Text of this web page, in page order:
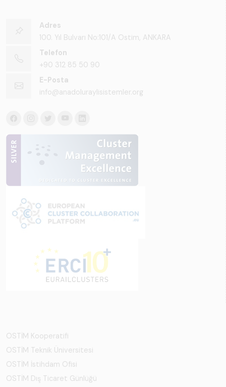
Adres
100. Yıl Bulvarı No:101/A Ostim, ANKARA
Telefon
+90 312 85 50 90
E-Posta
info@anadoluraylisistemler.org
OSTİM Kooperatifi
OSTİM Teknik Üniversitesi
OSTİM İstihdam Ofisi
OSTİM Dış Ticaret Günlüğü